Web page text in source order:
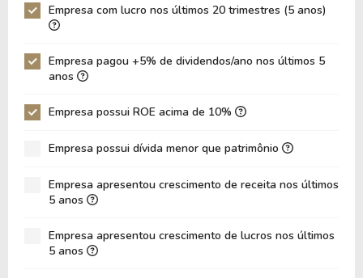
VPA
18,38
17,27
Giro de Ativos
0,03
0,03
ROA
5,87%
Dívida Líquida / Patrimônio
0,73
0,91
Dívida Líquida / EBIT
17,88
24,85
Empresa com lucro nos últimos 20 trimestres (5 anos)
Empresa pagou +5% de dividendos/ano nos últimos 5
anos
Empresa possui ROE acima de 10%
Empresa possui dívida menor que patrimônio
Empresa apresentou crescimento de receita nos últimos
5 anos
Empresa apresentou crescimento de lucros nos últimos
5 anos